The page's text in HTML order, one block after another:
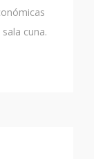
cuna.